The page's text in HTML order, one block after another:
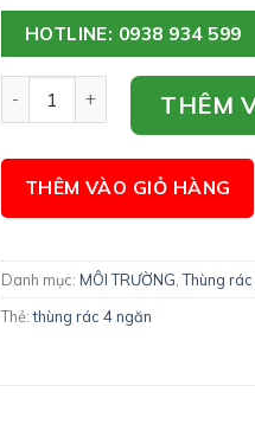
HOTLINE: 0938 934 599
Thùng rác 4 màu ngoài trời
THÊM
THÊM VÀO GIỎ HÀNG
Danh mục: MÔI TRƯỜNG,Thùng
Thẻ:thùng rác 4 ngăn